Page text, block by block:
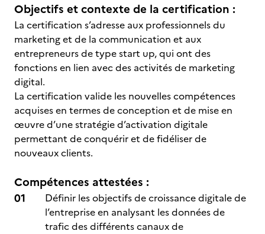
Objectifs et contexte de la certification :
La certification s’adresse aux professionnels du
marketing et de la communication et aux
entrepreneurs de type start up, qui ont des
fonctions en lien avec des activités de marketing
digital.
La certification valide les nouvelles compétences
acquises en termes de conception et de mise en
œuvre d’une stratégie d’activation digitale
permettant de conquérir et de fidéliser de
nouveaux clients.
Compétences attestées :
Définir les objectifs de croissance digitale de
l’entreprise en analysant les données de
trafic des différents canaux de